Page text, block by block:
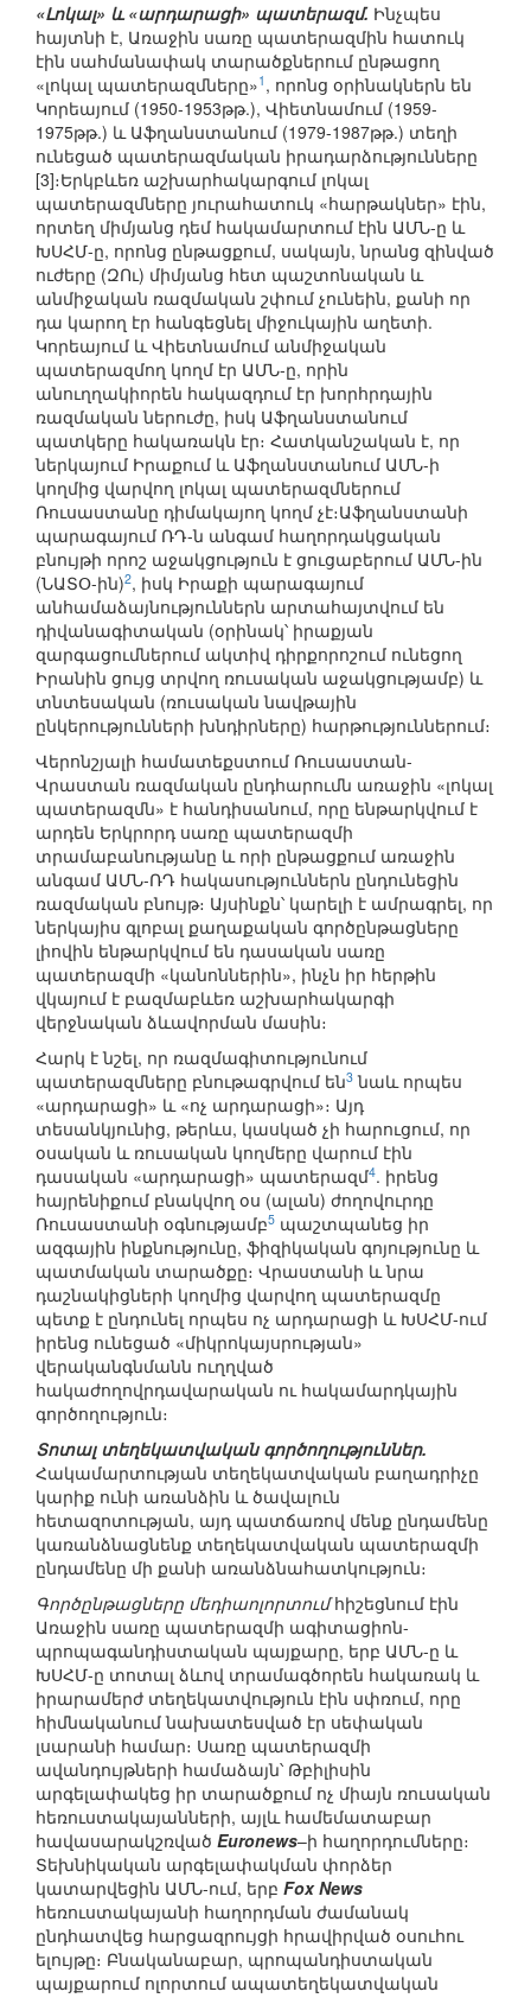
«Լոկալ» և «արդարացի» պատերազմ. Ինչպես
հայտնի է, Առաջին սառը պատերազմին հատուկ
էին սահմանափակ տարածքներում ընթացող
«լոկալ պատերազմները»1 , որոնց օրինակներն են
Կորեայում (1950-1953թթ.), Վիետնամում (1959-
1975թթ.) և Աֆղանստանում (1979-1987թթ.) տեղի
ունեցած պատերազմական իրադարձությունները
[3]։Երկբևեռ աշխարհակարգում լոկալ
պատերազմները յուրահատուկ «հարթակներ» էին,
որտեղ միմյանց դեմ հակամարտում էին ԱՄՆ-ը և
ԽՍՀՄ-ը, որոնց ընթացքում, սակայն, նրանց զինված
ուժերը (ԶՈւ) միմյանց հետ պաշտոնական և
անմիջական ռազմական շփում չունեին, քանի որ
դա կարող էր հանգեցնել միջուկային աղետի.
Կորեայում և Վիետնամում անմիջական
պատերազմող կողմ էր ԱՄՆ-ը, որին
անուղղակիորեն հակազդում էր խորհրդային
ռազմական ներուժը, իսկ Աֆղանստանում
պատկերը հակառակն էր։ Հատկանշական է, որ
ներկայում Իրաքում և Աֆղանստանում ԱՄՆ-ի
կողմից վարվող լոկալ պատերազմներում
Ռուսաստանը դիմակայող կողմ չէ։Աֆղանստանի
պարագայում ՌԴ-ն անգամ հաղորդակցական
բնույթի որոշ աջակցություն է ցուցաբերում ԱՄՆ-ին
(ՆԱՏՕ-ին)2, իսկ Իրաքի պարագայում
անհամաձայնություններն արտահայտվում են
դիվանագիտական (օրինակ՝ իրաքյան
զարգացումներում ակտիվ դիրքորոշում ունեցող
Իրանին ցույց տրվող ռուսական աջակցությամբ) և
տնտեսական (ռուսական նավթային
ընկերությունների խնդիրները) հարթություններում։
Վերոնշյալի համատեքստում Ռուսաստան-
Վրաստան ռազմական ընդհարումն առաջին «լոկալ
պատերազմն» է հանդիսանում, որը ենթարկվում է
արդեն Երկրորդ սառը պատերազմի
տրամաբանությանը և որի ընթացքում առաջին
անգամ ԱՄՆ-ՌԴ հակասություններն ընդունեցին
ռազմական բնույթ։ Այսինքն՝ կարելի է ամրագրել, որ
ներկայիս գլոբալ քաղաքական գործընթացները
լիովին ենթարկվում են դասական սառը
պատերազմի «կանոններին», ինչն իր հերթին
վկայում է բազմաբևեռ աշխարհակարգի
վերջնական ձևավորման մասին։
Հարկ է նշել, որ ռազմագիտությունում
պատերազմները բնութագրվում են3 նաև որպես
«արդարացի» և «ոչ արդարացի»։ Այդ
տեսանկյունից, թերևս, կասկած չի հարուցում, որ
օսական և ռուսական կողմերը վարում էին
դասական «արդարացի» պատերազմ4. իրենց
հայրենիքում բնակվող օս (ալան) ժողովուրդը
Ռուսաստանի օգնությամբ5 պաշտպանեց իր
ազգային ինքնությունը, ֆիզիկական գոյությունը և
պատմական տարածքը։ Վրաստանի և նրա
դաշնակիցների կողմից վարվող պատերազմը
պետք է ընդունել որպես ոչ արդարացի և ԽՍՀՄ-ում
իրենց ունեցած «միկրոկայսրության»
վերականգնմանն ուղղված
հակաժողովրդավարական ու հակամարդկային
գործողություն։
Տոտալ տեղեկատվական գործողություններ.
Հակամարտության տեղեկատվական բաղադրիչը
կարիք ունի առանձին և ծավալուն
հետազոտության, այդ պատճառով մենք ընդամենը
կառանձնացնենք տեղեկատվական պատերազմի
ընդամենը մի քանի առանձնահատկություն։
Գործընթացները մեդիաոլորտումհիշեցնում էին
Առաջին սառը պատերազմի ագիտացիոն-
պրոպագանդիստական պայքարը, երբ ԱՄՆ-ը և
ԽՍՀՄ-ը տոտալ ձևով տրամագծորեն հակառակ և
իրարամերժ տեղեկատվություն էին սփռում, որը
հիմնականում նախատեսված էր սեփական
լսարանի համար։ Սառը պատերազմի
ավանդույթների համաձայն՝ Թբիլիսին
արգելափակեց իր տարածքում ոչ միայն ռուսական
հեռուստակայանների, այլև համեմատաբար
հավասարակշռված Euronews–ի հաղորդումները։
Տեխնիկական արգելափակման փորձեր
կատարվեցին ԱՄՆ-ում, երբ Fox News
հեռուստակայանի հաղորդման ժամանակ
ընդհատվեց հարցազրույցի հրավիրված օսուհու
ելույթը։ Բնականաբար, պրոպանդիստական
պայքարում ոլորտում ապատեղեկատվական